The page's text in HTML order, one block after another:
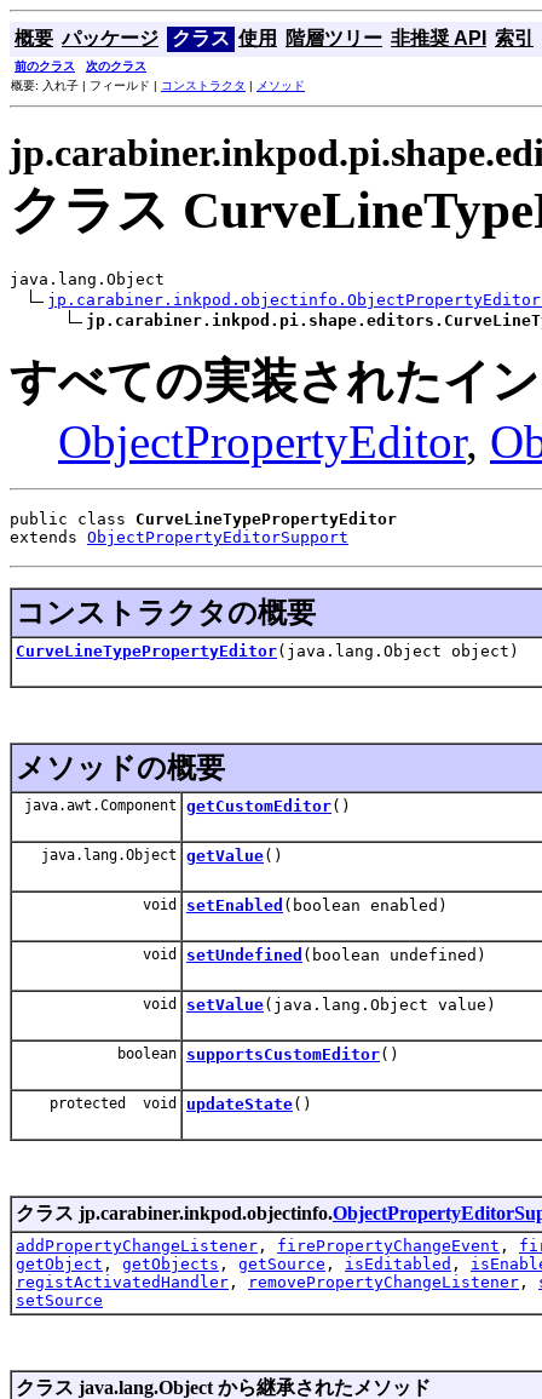
概要 パッケージ クラス 使用 階層ツリー 非推奨 API 索引
前のクラス
次のクラス
概要: 入れ子 | フィールド | コンストラクタ | メソッド
クラス
java.lang.Object
すべての実装されたイ
ObjectPropertyEditor,
public class CurveLineTypePropertyEditor
extends ObjectPropertyEditorSupport
コンストラクタの概要
CurveLineTypePropertyEditor(java.lang.Object object)
メソッドの概要
java.awt.Component getCustomEditor()
java.lang.Object getValue()
void setEnabled (boolean enabled)
void setUndefined (boolean undefined)
void setValue(java.lang.Object value)
boolean supportsCustomEditor()
protected void updateState()
クラス jp.carabiner.inkpod.objectinfo.
addPropertyChangeListener , firePropertyChangeEvent ,
getObject , getObjects , getSource , isEditabled ,
registActivatedHandler , removePropertyChangeListener ,
setSource
クラス java.lang.Object から継承されたメソッド